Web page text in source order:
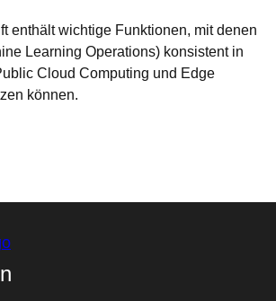
enthält wichtige Funktionen, mit denen
Learning Operations) konsistent in
Cloud Computing und Edge
können.